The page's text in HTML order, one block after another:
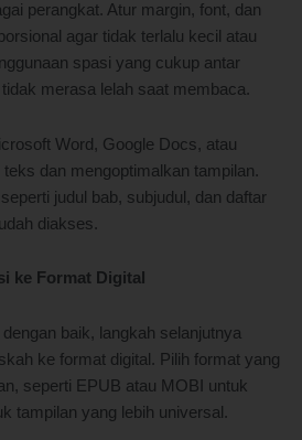
perangkat. Atur margin, font, dan
agar tidak terlalu kecil atau
spasi yang cukup antar
merasa lelah saat membaca.
Word, Google Docs, atau
teks dan mengoptimalkan tampilan.
judul bab, subjudul, dan daftar
diakses.
ke Format Digital
baik, langkah selanjutnya
ke format digital. Pilih format yang
seperti EPUB atau MOBI untuk
tampilan yang lebih universal.